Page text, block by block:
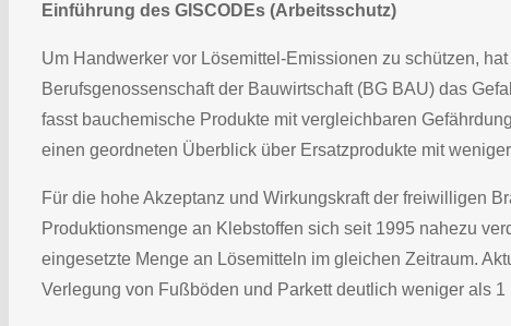
Einführung des GISCODEs (Arbeitsschutz)
Um Handwerker vor Lösemittel-Emissionen zu schützen,
Berufsgenossenschaft der Bauwirtschaft (BG BAU) das
fasst bauchemische Produkte mit vergleichbaren
einen geordneten Überblick über Ersatzprodukte mit
Für die hohe Akzeptanz und Wirkungskraft der freiwilligen
Produktionsmenge an Klebstoffen sich seit 1995 nahezu
eingesetzte Menge an Lösemitteln im gleichen Zeitraum.
Verlegung von Fußböden und Parkett deutlich weniger als 1